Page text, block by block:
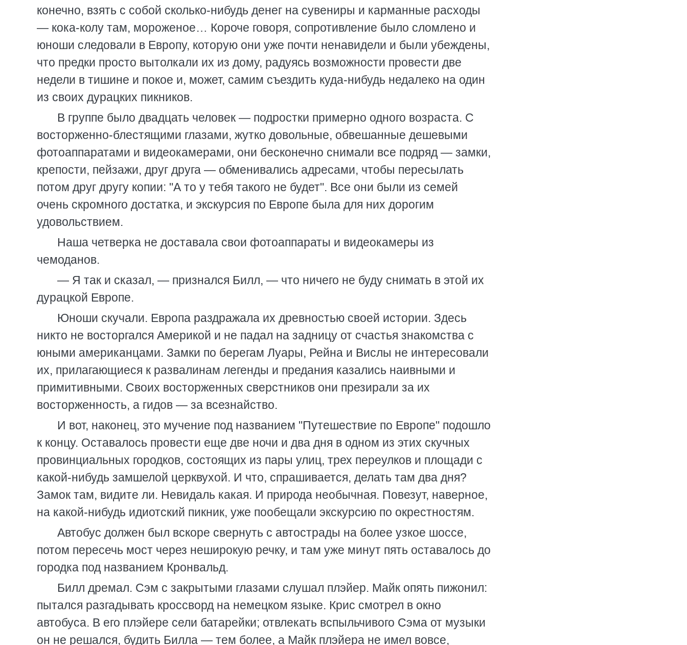
конечно, взять с собой сколько-нибудь денег на сувениры и карманные расходы
— кока-колу там, мороженое… Короче говоря, сопротивление было сломлено и
юноши следовали в Европу, которую они уже почти ненавидели и были убеждены,
что предки просто вытолкали их из дому, радуясь возможности провести две
недели в тишине и покое и, может, самим съездить куда-нибудь недалеко на один
из своих дурацких пикников.
В группе было двадцать человек — подростки примерно одного возраста. С
восторженно-блестящими глазами, жутко довольные, обвешанные дешевыми
фотоаппаратами и видеокамерами, они бесконечно снимали все подряд — замки,
крепости, пейзажи, друг друга — обменивались адресами, чтобы пересылать
потом друг другу копии: "А то у тебя такого не будет". Все они были из семей
очень скромного достатка, и экскурсия по Европе была для них дорогим
удовольствием.
Наша четверка не доставала свои фотоаппараты и видеокамеры из
чемоданов.
— Я так и сказал, — признался Билл, — что ничего не буду снимать в этой их
дурацкой Европе.
Юноши скучали. Европа раздражала их древностью своей истории. Здесь
никто не восторгался Америкой и не падал на задницу от счастья знакомства с
юными американцами. Замки по берегам Луары, Рейна и Вислы не интересовали
их, прилагающиеся к развалинам легенды и предания казались наивными и
примитивными. Своих восторженных сверстников они презирали за их
восторженность, а гидов — за всезнайство.
И вот, наконец, это мучение под названием "Путешествие по Европе" подошло
к концу. Оставалось провести еще две ночи и два дня в одном из этих скучных
провинциальных городков, состоящих из пары улиц, трех переулков и площади с
какой-нибудь замшелой церквухой. И что, спрашивается, делать там два дня?
Замок там, видите ли. Невидаль какая. И природа необычная. Повезут, наверное,
на какой-нибудь идиотский пикник, уже пообещали экскурсию по окрестностям.
Автобус должен был вскоре свернуть с автострады на более узкое шоссе,
потом пересечь мост через неширокую речку, и там уже минут пять оставалось до
городка под названием Кронвальд.
Билл дремал. Сэм с закрытыми глазами слушал плэйер. Майк опять пижонил:
пытался разгадывать кроссворд на немецком языке. Крис смотрел в окно
автобуса. В его плэйере сели батарейки; отвлекать вспыльчивого Сэма от музыки
он не решался, будить Билла — тем более, а Майк плэйера не имел вовсе,